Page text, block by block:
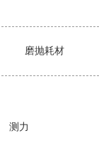
磨抛耗材
测力